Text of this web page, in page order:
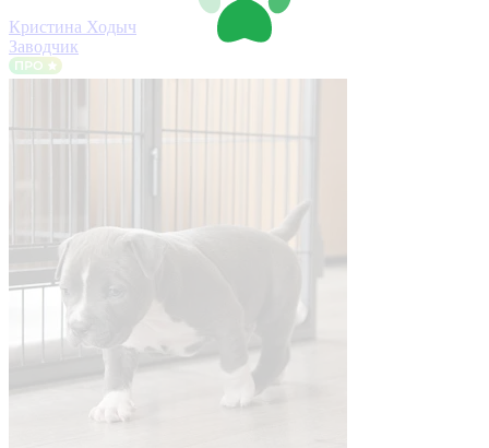
Кристина Ходыч
Заводчик